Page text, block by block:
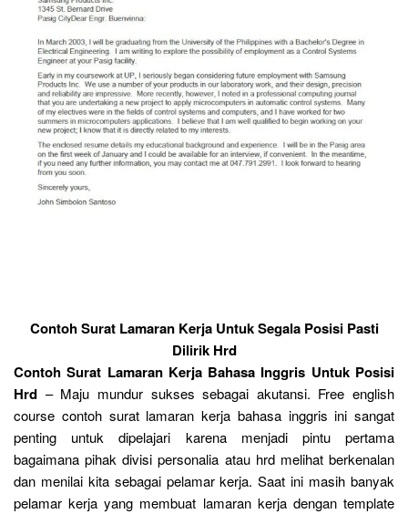
Contoh Surat Lamaran Kerja Untuk Segala Posisi Pasti
Dilirik Hrd
Contoh Surat Lamaran Kerja Bahasa Inggris Untuk Posisi
Hrd – Maju mundur sukses sebagai akutansi. Free english
course contoh surat lamaran kerja bahasa inggris ini sangat
penting untuk dipelajari karena menjadi pintu pertama
bagaimana pihak divisi personalia atau hrd melihat berkenalan
dan menilai kita sebagai pelamar kerja. Saat ini masih banyak
pelamar kerja yang membuat lamaran kerja dengan template